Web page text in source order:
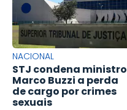
NACIONAL
STJ condena ministro
Marco Buzzi a perda
de cargo por crimes
sexuais